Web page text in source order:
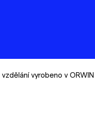
vyrobeno v ORWIN